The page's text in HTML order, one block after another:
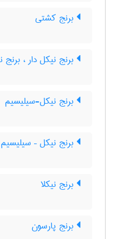
برنج کشتی
برنج نیکل دار ، برنج
برنج نیکل-سیلیسیم
برنج نیکل – سیلیسیم
برنج نیکلا
برنج پارسون